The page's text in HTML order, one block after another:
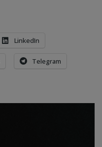
LinkedIn
Telegram